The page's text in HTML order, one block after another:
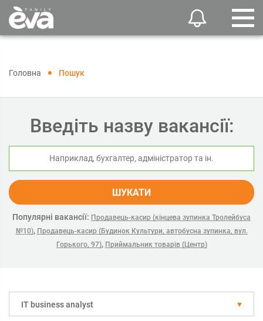
Головна Пошук
Введіть назву вакансії:
ШУКАТИ
Популярні вакансії: Продавець-касир (кінцева зупинка Тролейбуса
№10), Продавець-касир (Будинок Культури, автобусна зупинка, вул.
Горького, 97), Приймальник товарів (Центр)
IT business analyst